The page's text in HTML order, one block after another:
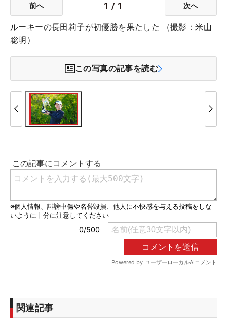
前へ 1 / 1 次へ
ルーキーの長田莉子が初優勝を果たした （撮影：米山
聡明）
この写真の記事を読む
関連記事